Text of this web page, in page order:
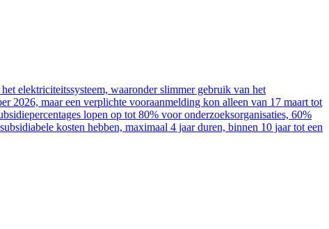
elektriciteitssysteem, waaronder slimmer gebruik van het
2026, maar een verplichte vooraanmelding kon alleen van 17 maart tot
lopen op tot 80% voor onderzoeksorganisaties, 60%
kosten hebben, maximaal 4 jaar duren, binnen 10 jaar tot een